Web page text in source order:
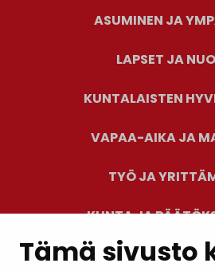
Tämä sivusto
ASUMINEN JA
LAPSET JA
KUNTALAISTEN
VAPAA-AIKA JA
TYÖ JA
KUNTA JA